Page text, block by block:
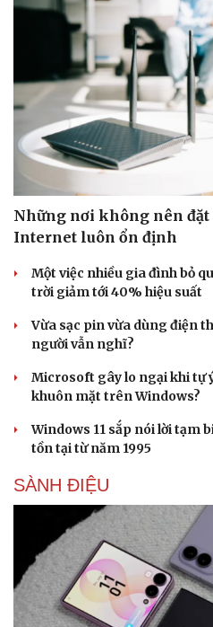
Những nơi không nên đặt
Internet luôn ổn định
Một việc nhiều gia đình bỏ
trời giảm tới 40% hiệu suất
Vừa sạc pin vừa dùng điện
người vẫn nghĩ?
Microsoft gây lo ngại khi tự
khuôn mặt trên Windows?
Windows 11 sắp nói lời tạm
tồn tại từ năm 1995
SÀNH ĐIỆU